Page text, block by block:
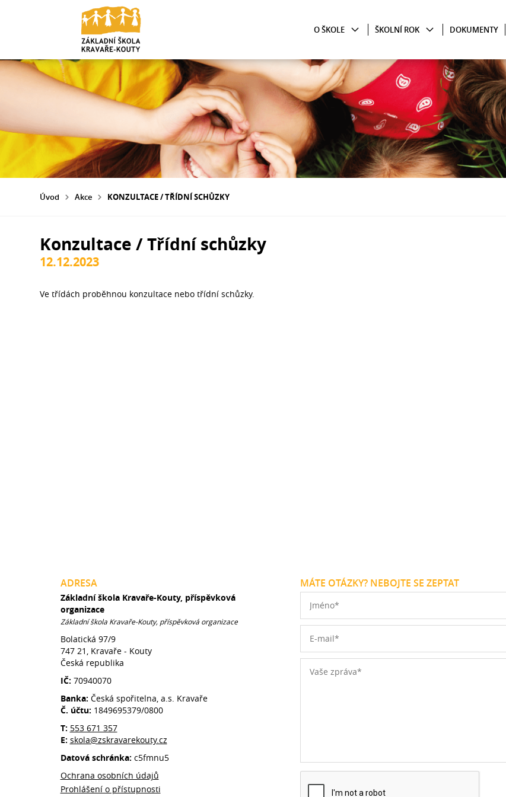
O ŠKOLE ŠKOLNÍ ROK DOKUMENTY
Úvod Akce KONZULTACE / TŘÍDNÍ SCHŮZKY
Konzultace / Třídní schůzky
12.12.2023
Ve třídách proběhnou konzultace nebo třídní schůzky.
ADRESA
Základní škola Kravaře-Kouty, příspěvková
organizace
Základní škola Kravaře-Kouty, příspěvková organizace
Bolatická 97/9
747 21, Kravaře - Kouty
Česká republika
IČ: 70940070
Banka: Česká spořitelna, a.s. Kravaře
Č. účtu: 1849695379/0800
T: 553 671 357
E: skola@zskravarekouty.cz
Datová schránka: c5fmnu5
Ochrana osobních údajů
Prohlášení o přístupnosti
MÁTE OTÁZKY? NEBOJTE SE ZEPTAT